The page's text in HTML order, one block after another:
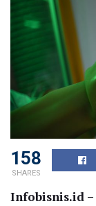
158
SHARES
Infobisnis.id –